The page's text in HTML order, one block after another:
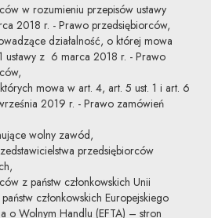
w rozumieniu przepisów ustawy
2018 r. - Prawo przedsiębiorców,
działalność, o której mowa
ustawy z 6 marca 2018 r. - Prawo
mowa w art. 4, art. 5 ust. 1 i art. 6
2019 r. - Prawo zamówień
wolny zawód,
przedsiębiorców
z państw członkowskich Unii
członkowskich Europejskiego
o Wolnym Handlu (EFTA) – stron